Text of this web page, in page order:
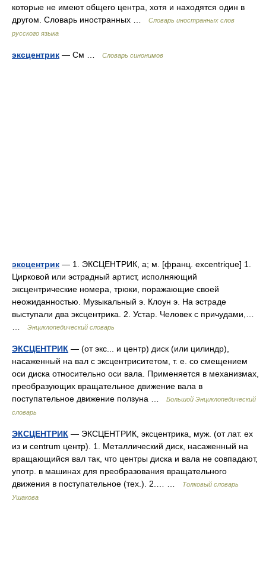
которые не имеют общего центра, хотя и находятся один в
другом. Словарь иностранных …
Словарь иностранных слов
русского языка
эксцентрик — См … Словарь синонимов
эксцентрик — 1. ЭКСЦЕНТРИК, а; м. [франц. excentrique] 1.
Цирковой или эстрадный артист, исполняющий
эксцентрические номера, трюки, поражающие своей
неожиданностью. Музыкальный э. Клоун э. На эстраде
выступали два эксцентрика. 2. Устар. Человек с причудами,…
Энциклопедический словарь
ЭКСЦЕНТРИК — (от экс... и центр) диск (или цилиндр),
насаженный на вал с эксцентриситетом, т. е. со смещением
оси диска относительно оси вала. Применяется в механизмах,
преобразующих вращательное движение вала в
поступательное движение ползуна …
Большой Энциклопедический
словарь
ЭКСЦЕНТРИК — ЭКСЦЕНТРИК, эксцентрика, муж. (от лат. ех
из и centrum центр). 1. Металлический диск, насаженный на
вращающийся вал так, что центры диска и вала не совпадают,
употр. в машинах для преобразования вращательного
движения в поступательное (тех.). 2.… …
Толковый словарь
Ушакова